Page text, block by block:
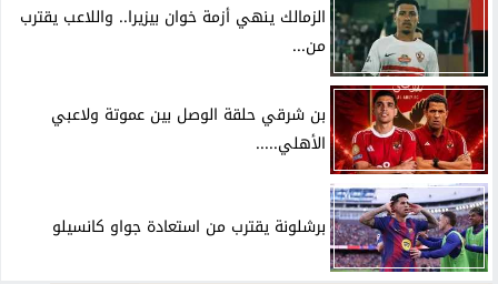
الزمالك ينهي أزمة خوان بيزيرا.. واللاعب يقترب
من...
بن شرقي حلقة الوصل بين عموتة ولاعبي
الأهلي.....
برشلونة يقترب من استعادة جواو كانسيلو